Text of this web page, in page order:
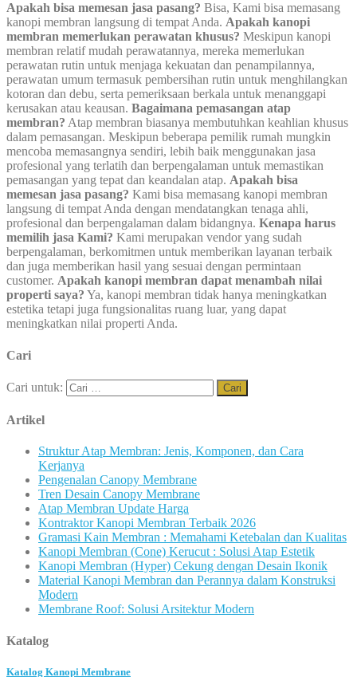
Apakah bisa memesan jasa pasang? Bisa, Kami bisa memasang
kanopi membran langsung di tempat Anda. Apakah kanopi
membran memerlukan perawatan khusus? Meskipun kanopi
membran relatif mudah perawatannya, mereka memerlukan
perawatan rutin untuk menjaga kekuatan dan penampilannya,
perawatan umum termasuk pembersihan rutin untuk menghilangkan
kotoran dan debu, serta pemeriksaan berkala untuk menanggapi
kerusakan atau keausan. Bagaimana pemasangan atap
membran? Atap membran biasanya membutuhkan keahlian khusus
dalam pemasangan. Meskipun beberapa pemilik rumah mungkin
mencoba memasangnya sendiri, lebih baik menggunakan jasa
profesional yang terlatih dan berpengalaman untuk memastikan
pemasangan yang tepat dan keandalan atap. Apakah bisa
memesan jasa pasang? Kami bisa memasang kanopi membran
langsung di tempat Anda dengan mendatangkan tenaga ahli,
profesional dan berpengalaman dalam bidangnya. Kenapa harus
memilih jasa Kami? Kami merupakan vendor yang sudah
berpengalaman, berkomitmen untuk memberikan layanan terbaik
dan juga memberikan hasil yang sesuai dengan permintaan
customer. Apakah kanopi membran dapat menambah nilai
properti saya? Ya, kanopi membran tidak hanya meningkatkan
estetika tetapi juga fungsionalitas ruang luar, yang dapat
meningkatkan nilai properti Anda.
Cari
Cari untuk:
Artikel
Struktur Atap Membran: Jenis, Komponen, dan Cara
Kerjanya
Pengenalan Canopy Membrane
Tren Desain Canopy Membrane
Atap Membran Update Harga
Kontraktor Kanopi Membran Terbaik 2026
Gramasi Kain Membran : Memahami Ketebalan dan Kualitas
Kanopi Membran (Cone) Kerucut : Solusi Atap Estetik
Kanopi Membran (Hyper) Cekung dengan Desain Ikonik
Material Kanopi Membran dan Perannya dalam Konstruksi
Modern
Membrane Roof: Solusi Arsitektur Modern
Katalog
Katalog Kanopi Membrane